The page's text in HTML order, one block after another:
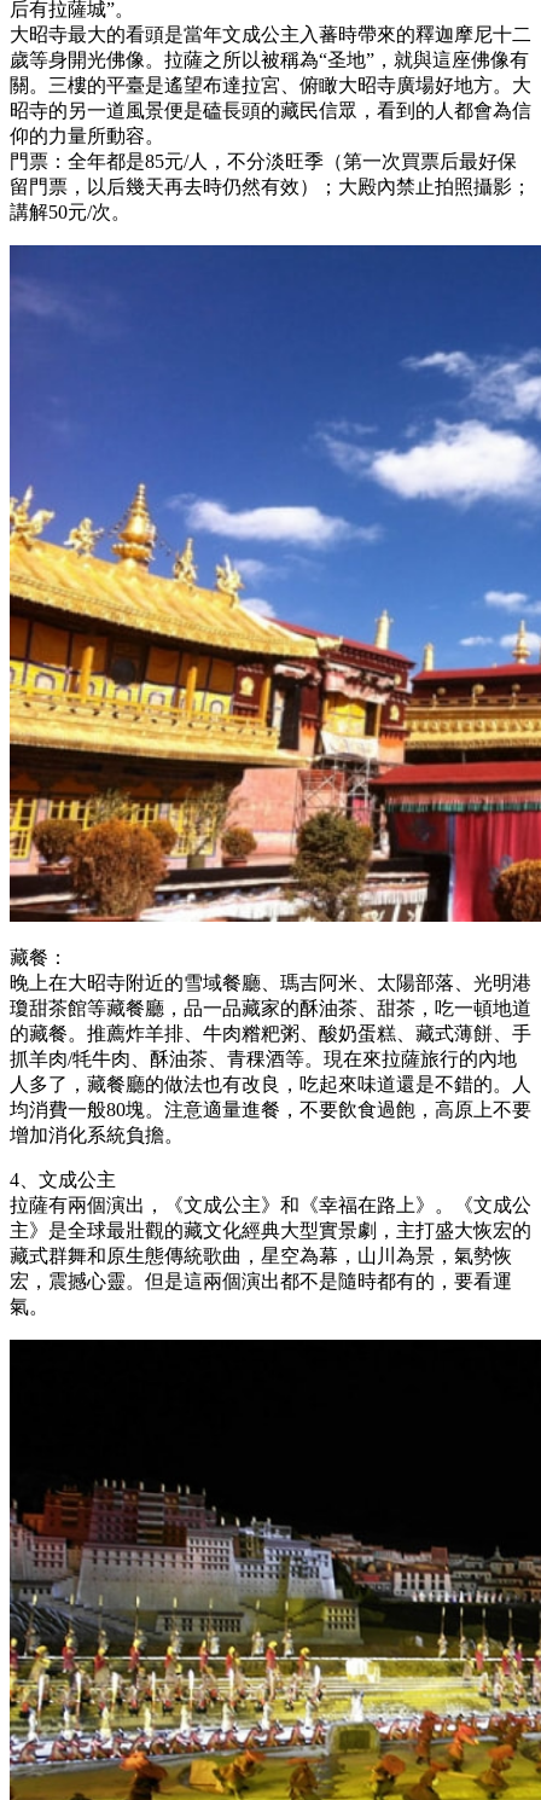
后有拉薩城”。
大昭寺最大的看頭是當年文成公主入蕃時帶來的釋迦摩尼十二
歲等身開光佛像。拉薩之所以被稱為“圣地”，就與這座佛像有
關。三樓的平臺是遙望布達拉宮、俯瞰大昭寺廣場好地方。大
昭寺的另一道風景便是磕長頭的藏民信眾，看到的人都會為信
仰的力量所動容。
門票：全年都是85元/人，不分淡旺季（第一次買票后最好保
留門票，以后幾天再去時仍然有效）；大殿內禁止拍照攝影；
講解50元/次。
藏餐：
晚上在大昭寺附近的雪域餐廳、瑪吉阿米、太陽部落、光明港
瓊甜茶館等藏餐廳，品一品藏家的酥油茶、甜茶，吃一頓地道
的藏餐。推薦炸羊排、牛肉糌粑粥、酸奶蛋糕、藏式薄餅、手
抓羊肉/牦牛肉、酥油茶、青稞酒等。現在來拉薩旅行的內地
人多了，藏餐廳的做法也有改良，吃起來味道還是不錯的。人
均消費一般80塊。注意適量進餐，不要飲食過飽，高原上不要
增加消化系統負擔。
4、文成公主
拉薩有兩個演出，《文成公主》和《幸福在路上》。《文成公
主》是全球最壯觀的藏文化經典大型實景劇，主打盛大恢宏的
藏式群舞和原生態傳統歌曲，星空為幕，山川為景，氣勢恢
宏，震撼心靈。但是這兩個演出都不是隨時都有的，要看運
氣。